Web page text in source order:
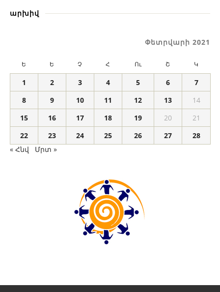
արխիվ
Փետրվարի 2021
Ե Ե Չ Հ Ու Շ Կ
1 2 3 4 5 6
7
8
9 10 11 12 13
14
15
16 17 18 19 20
21
22
23 24 25 26 27
28
« Հնվ
Մրտ »